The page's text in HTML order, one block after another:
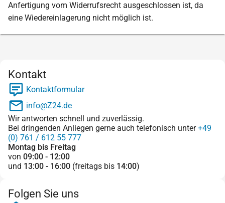
Anfertigung vom Widerrufsrecht ausgeschlossen ist, da
eine Wiedereinlagerung nicht möglich ist.
Kontakt
Kontaktformular
info@Z24.de
Wir antworten schnell und zuverlässig.
Bei dringenden Anliegen gerne auch telefonisch unter+49
(0) 761 / 612 55 777
Montag bis Freitag
von 09:00 - 12:00
und 13:00 - 16:00 (freitags bis 14:00)
Folgen Sie uns